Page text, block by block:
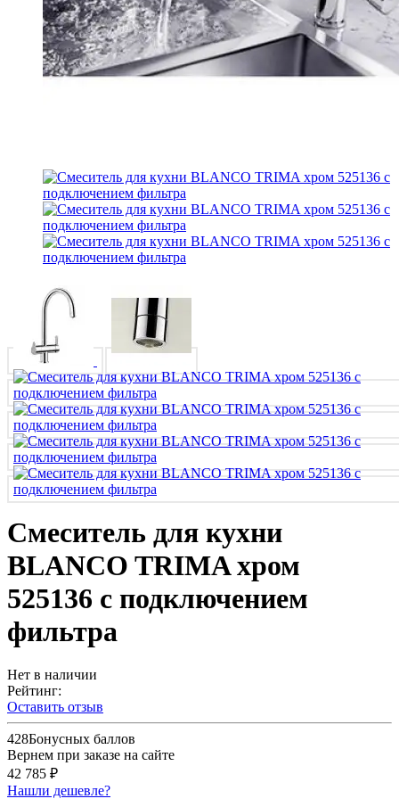
Смеситель для кухни
BLANCO TRIMA хром
525136 с подключением
фильтра
Нет в наличии
Рейтинг:
Оставить отзыв
428Бонусных баллов
Вернем при заказе на сайте
42 785 ₽
Нашли дешевле?